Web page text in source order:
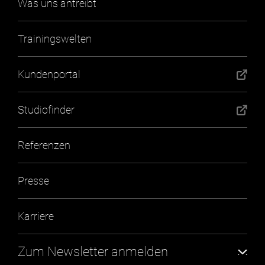
Zirkeltraining
Kraft (freies Training)
Herz-Kreislauf
Seilzüge
Beweglichkeit
Gebrauchtgeräte
Software
Technischer Service
Academy
Finanzierung
Was uns antreibt
Trainingswelten
Kundenportal
Studiofinder
Referenzen
Presse
Karriere
Zum Newsletter anmelden